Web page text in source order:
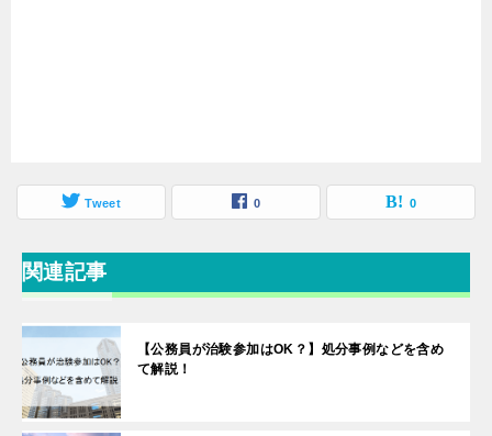
Tweet 0 0
関連記事
【公務員が治験参加はOK？】処分事例などを含め
て解説！